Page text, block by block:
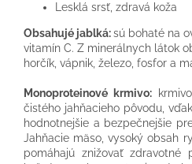
Lesklá srsť, zdravá koža
Obsahujé jablká:sú bohaté na
vitamín C. Z minerálnych látok
horčík, vápnik, železo, fosfor a
Monoproteinové krmivo:krmivo
čistého jahňacieho pôvodu,
hodnotnejšie a bezpečnejšie
Jahňacie mäso, vysoký obsah
pomáhajú znižovať zdravotné